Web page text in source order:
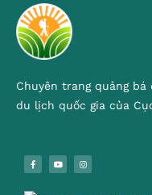
Chuyên trang quảng
du lịch quốc gia của